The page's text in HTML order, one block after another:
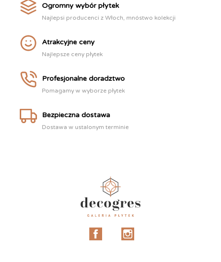
Ogromny wybór płytek
Najlepsi producenci z Włoch, mnóstwo kolekcji
Atrakcyjne ceny
Najlepsze ceny płytek
Profesjonalne doradztwo
Pomagamy w wyborze płytek
Bezpieczna dostawa
Dostawa w ustalonym terminie
Facebook